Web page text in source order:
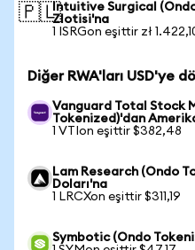
🇵🇱Intuitive Surgical
Zlotisi'na
1 ISRGon eşittir zł
Diğer RWA'ları USD'ye
Vanguard Total Stock
Tokenized)'dan
1 VTIon eşittir $382,48
Lam Research (Ondo
Doları'na
1 LRCXon eşittir $311,19
Symbotic (Ondo